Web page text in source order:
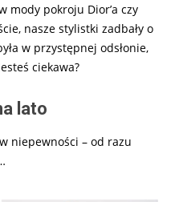
mody pokroju Dior’a czy
nasze stylistki zadbały o
w przystępnej odsłonie,
ciekawa?
lato
niepewności – od razu